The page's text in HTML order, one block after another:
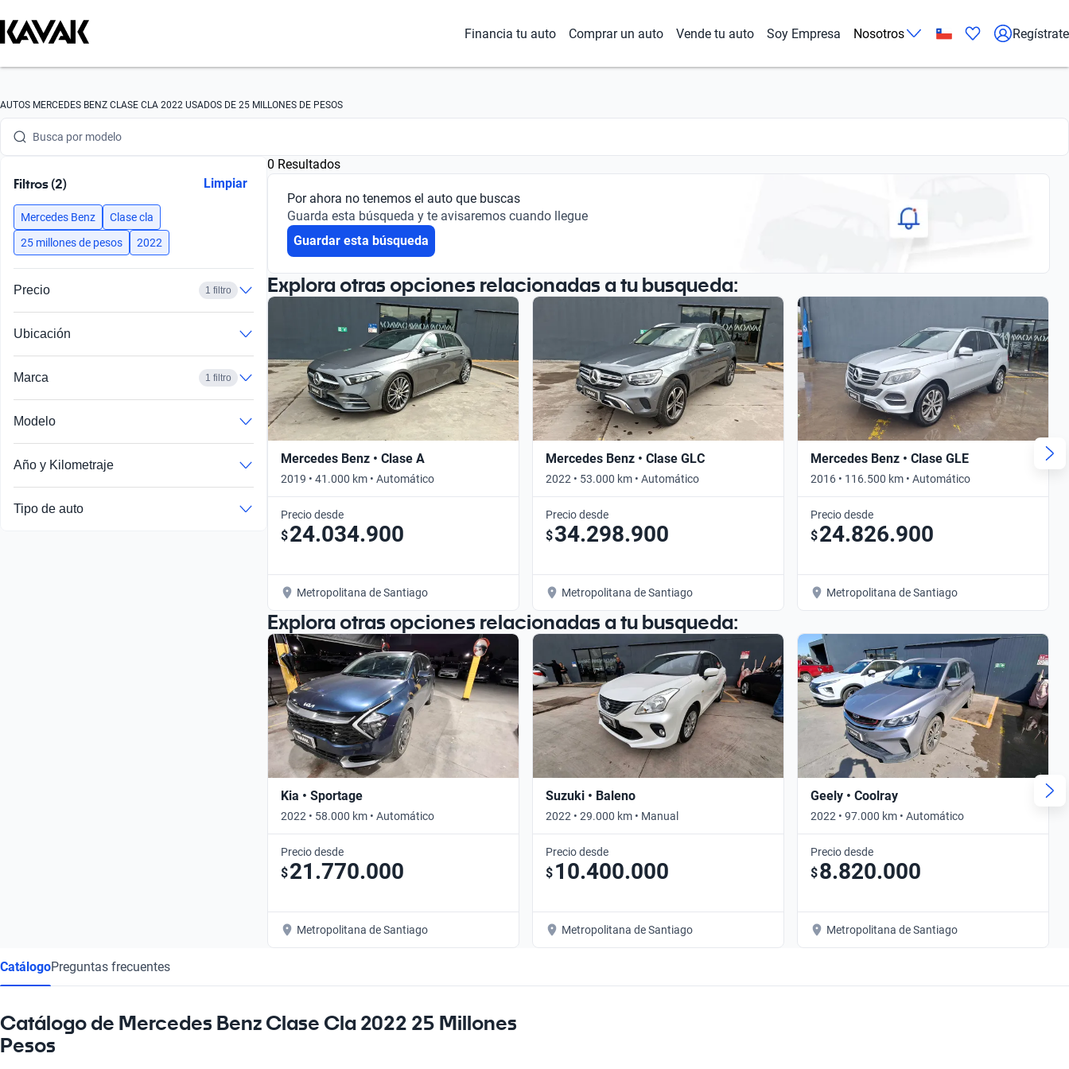
Financia tu auto Comprar un auto Vende tu auto Soy Empresa Nosotros Regístrate
AUTOS MERCEDES BENZ CLASE CLA 2022 USADOS DE 25 MILLONES DE PESOS
Busca por marca
Busca por modelo
Busca por año
Busca por marca
Busca por versión
Filtros (2) Limpiar
Mercedes Benz
Clase cla
25 millones de pesos
2022
Precio 1 filtro
Ubicación
Marca 1 filtro
Modelo
Año y Kilometraje
Tipo de auto
0 Resultados
Por ahora no tenemos el auto que buscas
Guarda esta búsqueda y te avisaremos cuando llegue
Guardar esta búsqueda
Explora otras opciones relacionadas a tu busqueda:
Mercedes Benz • Clase A
2019 • 41.000 km • Automático
Precio desde
$24.034.900
Metropolitana de Santiago
Mercedes Benz • Clase GLC
2022 • 53.000 km • Automático
Precio desde
$34.298.900
Metropolitana de Santiago
Mercedes Benz • Clase GLE
2016 • 116.500 km • Automático
Precio desde
$24.826.900
Metropolitana de Santiago
Explora otras opciones relacionadas a tu busqueda:
Kia • Sportage
2022 • 58.000 km • Automático
Precio desde
$21.770.000
Metropolitana de Santiago
Suzuki • Baleno
2022 • 29.000 km • Manual
Precio desde
$ 10.400.000
Metropolitana de Santiago
Geely • Coolray
2022 • 97.000 km • Automático
Precio desde
$8.820.000
Metropolitana de Santiago
CatálogoPreguntas frecuentes
Catálogo de Mercedes Benz Clase Cla 2022 25 Millones
Pesos